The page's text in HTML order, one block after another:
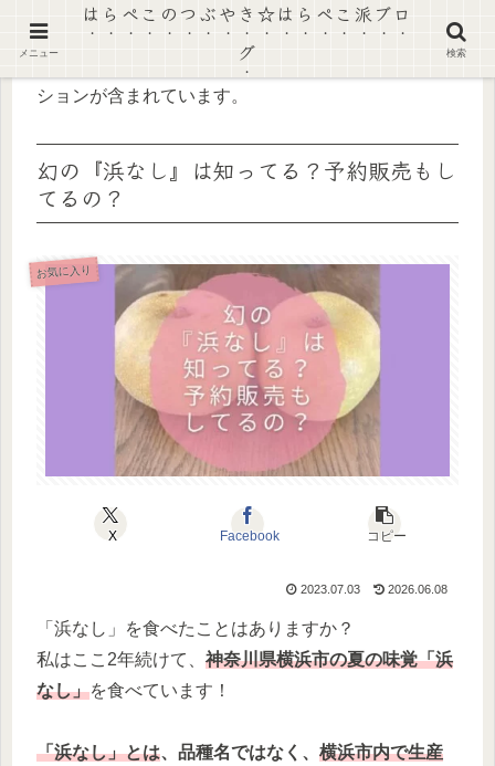
【景品表示法に基づく表記】本ページにはプロモー
ションが含まれています。
幻の『浜なし』は知ってる？予約販売もし
てるの？
お気に入り
X Facebook コピー
2023.07.03 2026.06.08
「浜なし」を食べたことはありますか？
私はここ2年続けて、 神奈川県横浜市の夏の味覚「浜
なし」を食べています！
「浜なし」とは、品種名ではなく、 横浜市内で生産
メニュー
はらぺこのつぶやき☆はらぺこ派ブロ
グ
検索